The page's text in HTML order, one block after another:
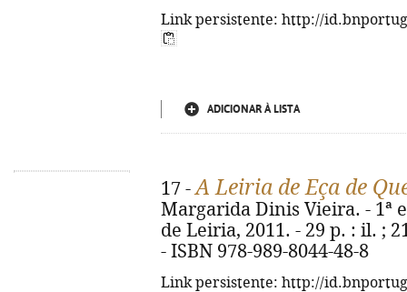
Link persistente: http://
ADICIONAR À LISTA
17 -A Leiria de Eça de
Margarida Dinis Vieira. - 1ª
de Leiria, 2011. - 29 p. : il. ;
- ISBN 978-989-8044-48-8
Link persistente: http://